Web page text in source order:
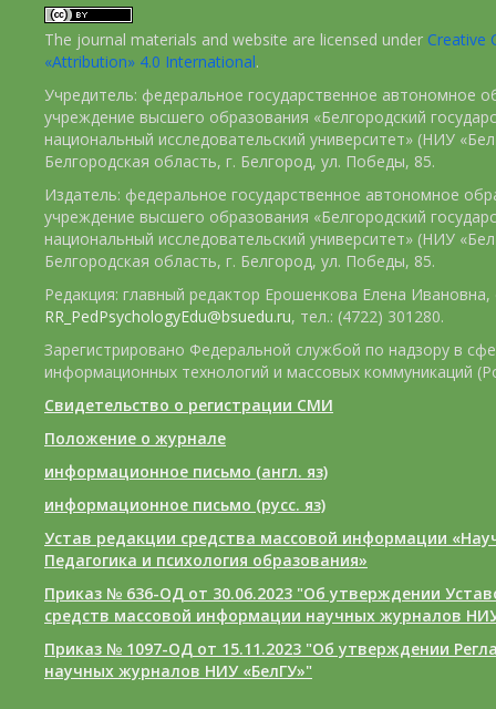
The journal materials and website are licensed under Creative
«Attribution» 4.0 International.
Учредитель: федеральное государственное автономное
учреждение высшего образования «Белгородский
национальный исследовательский университет» (НИУ
Белгородская область, г. Белгород, ул. Победы, 85.
Издатель: федеральное государственное автономное
учреждение высшего образования «Белгородский
национальный исследовательский университет» (НИУ
Белгородская область, г. Белгород, ул. Победы, 85.
Редакция: главный редактор Ерошенкова Елена Ивановна,
RR_PedPsychologyEdu@bsuedu.ru, тел.: (4722) 301280.
Зарегистрировано Федеральной службой по надзору в
информационных технологий и массовых коммуникаций
Свидетельство о регистрации СМИ
Положение о журнале
информационное письмо (англ. яз)
информационное письмо (русс. яз)
Устав редакции средства массовой информации
Педагогика и психология образования»
Приказ № 636-ОД от 30.06.2023 "Об утверждении
средств массовой информации научных журналов
Приказ № 1097-ОД от 15.11.2023 "Об утверждении
научных журналов НИУ «БелГУ»"